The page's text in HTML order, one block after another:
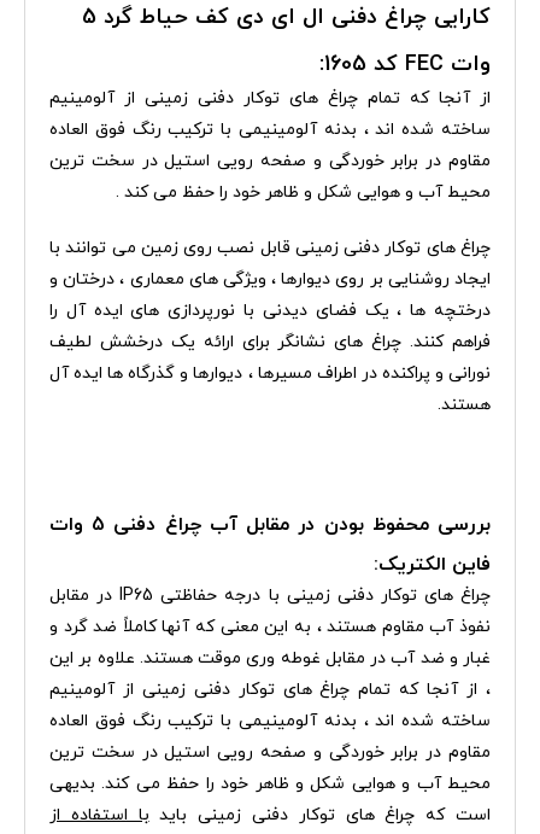
کارایی چراغ دفنی ال ای دی کف حیاط گرد 5
وات FEC کد 1605:
از آنجا که تمام چراغ های توکار دفنی زمینی از آلومینیم
ساخته شده اند ، بدنه آلومینیمی با ترکیب رنگ فوق العاده
مقاوم در برابر خوردگی و صفحه رویی استیل در سخت ترین
محیط آب و هوایی شکل و ظاهر خود را حفظ می کند .
چراغ های توکار دفنی زمینی قابل نصب روی زمین می توانند با
ایجاد روشنایی بر روی دیوارها ، ویژگی های معماری ، درختان و
درختچه ها ، یک فضای دیدنی با نورپردازی های ایده آل را
فراهم کنند. چراغ های نشانگر برای ارائه یک درخشش لطیف
نورانی و پراکنده در اطراف مسیرها ، دیوارها و گذرگاه ها ایده آل
هستند.
بررسی محفوظ بودن در مقابل آب چراغ دفنی 5 وات
فاین الکتریک:
چراغ های توکار دفنی زمینی با درجه حفاظتی IP65 در مقابل
نفوذ آب مقاوم هستند ، به این معنی که آنها کاملاً ضد گرد و
غبار و ضد آب در مقابل غوطه وری موقت هستند. علاوه بر این
، از آنجا که تمام چراغ های توکار دفنی زمینی از آلومینیم
ساخته شده اند ، بدنه آلومینیمی با ترکیب رنگ فوق العاده
مقاوم در برابر خوردگی و صفحه رویی استیل در سخت ترین
محیط آب و هوایی شکل و ظاهر خود را حفظ می کند. بدیهی
است که چراغ های توکار دفنی زمینی بایدبا استفاده از